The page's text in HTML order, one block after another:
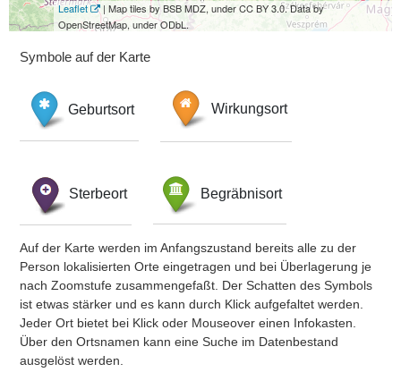
Leaflet
| Map tiles by BSB MDZ, under CC BY 3.0. Data by
OpenStreetMap, under ODbL.
Symbole auf der Karte
Geburtsort Wirkungsort
Sterbeort Begräbnisort
Auf der Karte werden im Anfangszustand bereits alle zu der
Person lokalisierten Orte eingetragen und bei Überlagerung je
nach Zoomstufe zusammengefaßt. Der Schatten des Symbols
ist etwas stärker und es kann durch Klick aufgefaltet werden.
Jeder Ort bietet bei Klick oder Mouseover einen Infokasten.
Über den Ortsnamen kann eine Suche im Datenbestand
ausgelöst werden.